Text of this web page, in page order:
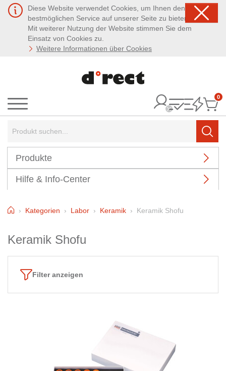
Diese Website verwendet Cookies, um Ihnen den
bestmöglichen Service auf unserer Seite zu bieten.
Mit weiterer Nutzung der Website stimmen Sie dem
Einsatz von Cookies zu.
Weitere Informationen über Cookies
Menü
0
Produkte
Hilfe & Info-Center
HomeKategorien Labor Keramik Keramik Shofu
Keramik Shofu
Filter anzeigen